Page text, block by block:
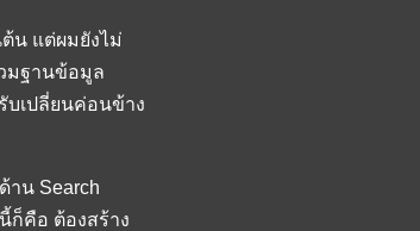
ต้น แต่ผมยังไม่
มฐานข้อมูล
บเปลี่ยนค่อนข้าง
าน Search
ก็คือ ต้องสร้าง